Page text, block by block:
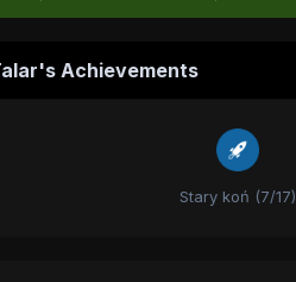
Achievements
Stary koń (7/17)